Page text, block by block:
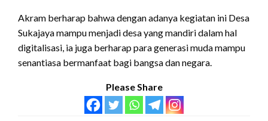
Akram berharap bahwa dengan adanya kegiatan ini Desa
Sukajaya mampu menjadi desa yang mandiri dalam hal
digitalisasi, ia juga berharap para generasi muda mampu
senantiasa bermanfaat bagi bangsa dan negara.
Please Share